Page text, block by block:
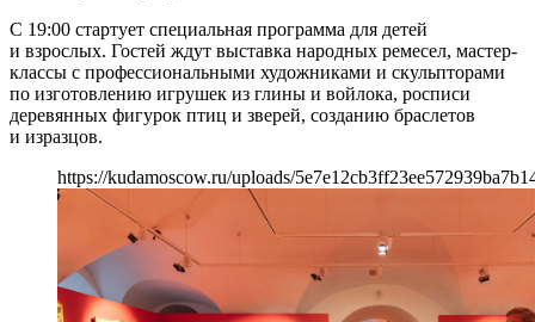
С 19:00 стартует специальная программа для детей
и взрослых. Гостей ждут выставка народных ремесел, мастер-
классы с профессиональными художниками и скульпторами
по изготовлению игрушек из глины и войлока, росписи
деревянных фигурок птиц и зверей, созданию браслетов
и изразцов.
https://kudamoscow.ru/uploads/